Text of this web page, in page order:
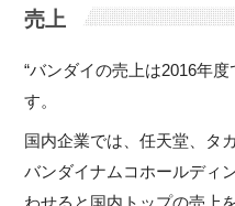
売上
“バンダイの売上は2016年
す。
国内企業では、任天堂、タ
バンダイナムコホールディ